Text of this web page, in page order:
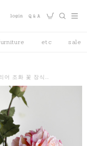
etc sale
어 조화 꽃 장식..